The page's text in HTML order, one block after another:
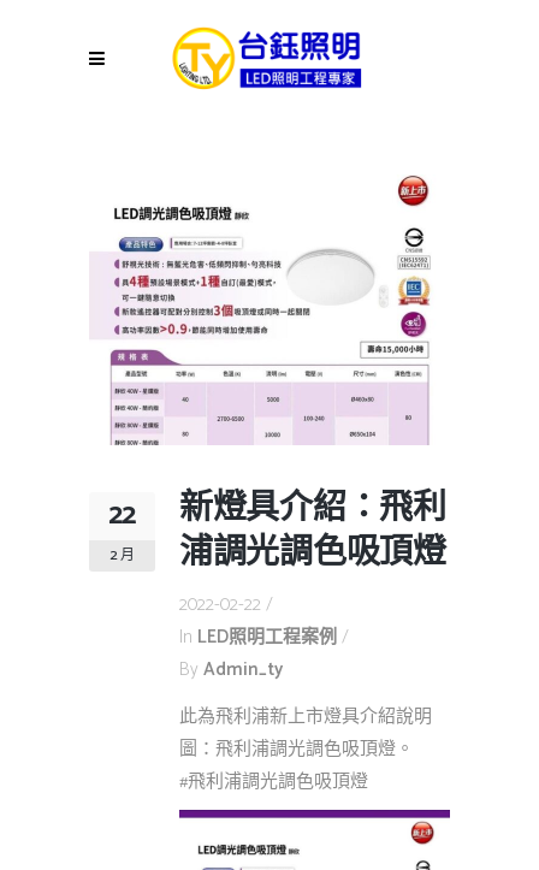
22
2 月
新燈具介紹：飛利
浦調光調色吸頂燈
2022-02-22
In LED照明工程案例
By Admin_ty
此為飛利浦新上市燈具介紹說明
圖：飛利浦調光調色吸頂燈。
#飛利浦調光調色吸頂燈